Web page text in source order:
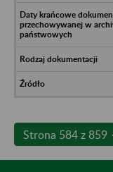
Strona 584 z 859